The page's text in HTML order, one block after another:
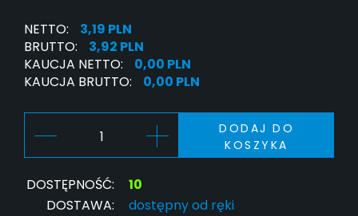
NETTO:
3,19 PLN
BRUTTO:
3,92 PLN
KAUCJA NETTO:
0,00 PLN
KAUCJA BRUTTO:
0,00 PLN
DODAJ DO
KOSZYKA
DOSTĘPNOŚĆ:
10
DOSTAWA:
dostępny od ręki